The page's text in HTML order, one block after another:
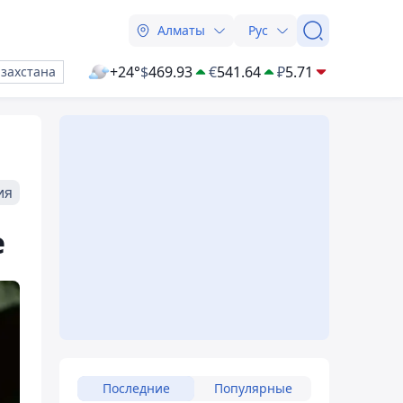
Алматы Рус
+24°$469.93 €541.64 ₽5.71
Последние Популярные